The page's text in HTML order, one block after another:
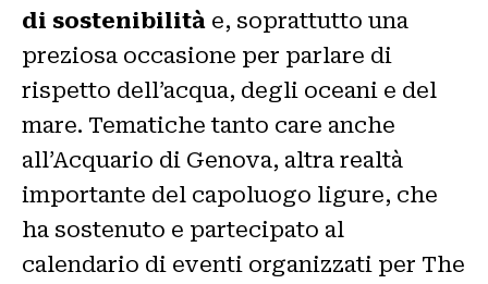
di sostenibilità e, soprattutto una
preziosa occasione per parlare di
rispetto dell’acqua, degli oceani e del
mare. Tematiche tanto care anche
all’Acquario di Genova, altra realtà
importante del capoluogo ligure, che
ha sostenuto e partecipato al
calendario di eventi organizzati per The